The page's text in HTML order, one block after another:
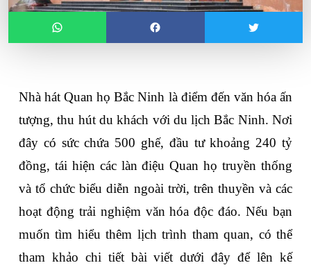
Nhà hát Quan họ Bắc Ninh là điểm đến văn hóa ấn
tượng, thu hút du khách với du lịch Bắc Ninh. Nơi
đây có sức chứa 500 ghế, đầu tư khoảng 240 tỷ
đồng, tái hiện các làn điệu Quan họ truyền thống
và tổ chức biểu diễn ngoài trời, trên thuyền và các
hoạt động trải nghiệm văn hóa độc đáo. Nếu bạn
muốn tìm hiểu thêm lịch trình tham quan, có thể
tham khảo chi tiết bài viết dưới đây để lên kế